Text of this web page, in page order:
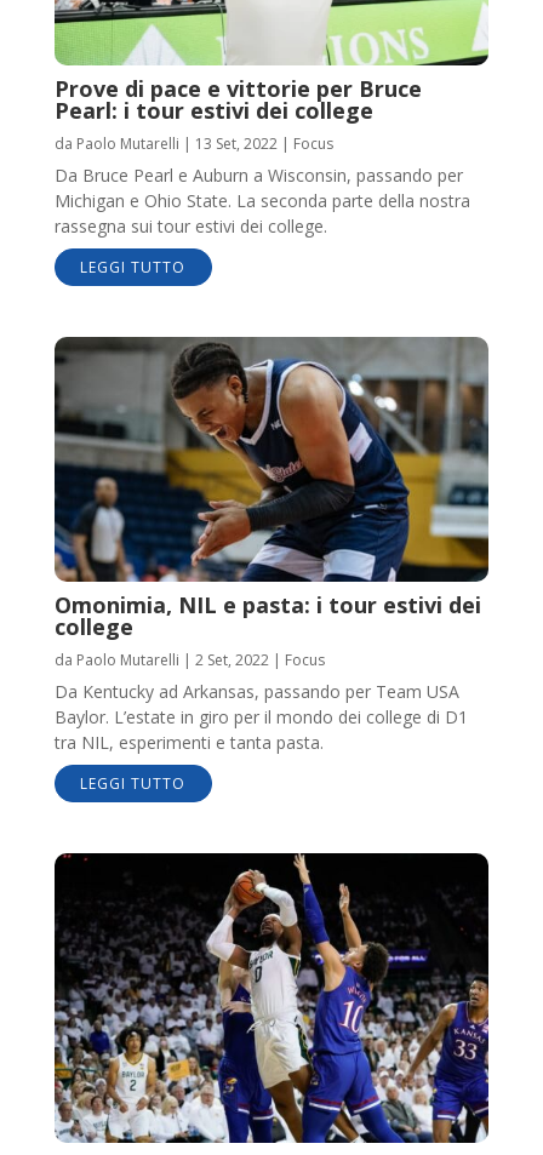
Prove di pace e vittorie per Bruce
Pearl: i tour estivi dei college
da Paolo Mutarelli | 13 Set, 2022| Focus
Da Bruce Pearl e Auburn a Wisconsin, passando per
Michigan e Ohio State. La seconda parte della nostra
rassegna sui tour estivi dei college.
LEGGI TUTTO
Omonimia, NIL e pasta: i tour estivi dei
college
da Paolo Mutarelli | 2 Set, 2022| Focus
Da Kentucky ad Arkansas, passando per Team USA
Baylor. L’estate in giro per il mondo dei college di D1
tra NIL, esperimenti e tanta pasta.
LEGGI TUTTO